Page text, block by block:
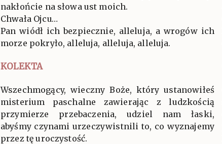
nakłońcie na słowa ust moich.
Chwała Ojcu…
Pan wiódł ich bezpiecznie, alleluja, a wrogów ich
morze pokryło, alleluja, alleluja, alleluja.
KOLEKTA
Wszechmogący, wieczny Boże, który ustanowiłeś
misterium paschalne zawierając z ludzkością
przymierze przebaczenia, udziel nam łaski,
abyśmy czynami urzeczywistnili to, co wyznajemy
przez tę uroczystość.